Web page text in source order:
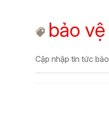
bảo
Cập nhập tin tức